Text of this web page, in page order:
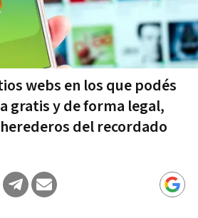
webs en los que podés
gratis y de forma legal,
del recordado